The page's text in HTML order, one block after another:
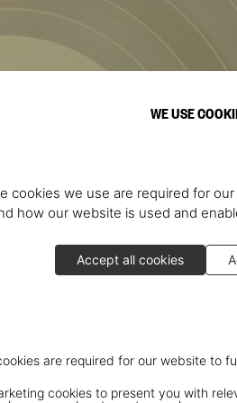
WE USE
cookies we use are required for
how our website is used and
Accept all cookies
are required for our website to
cookies to present you with